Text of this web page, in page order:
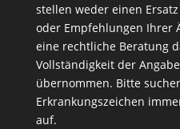
stellen weder einen
oder Empfehlungen Ihrer
eine rechtliche Beratung
Vollständigkeit der
übernommen. Bitte
Erkrankungszeichen
auf.